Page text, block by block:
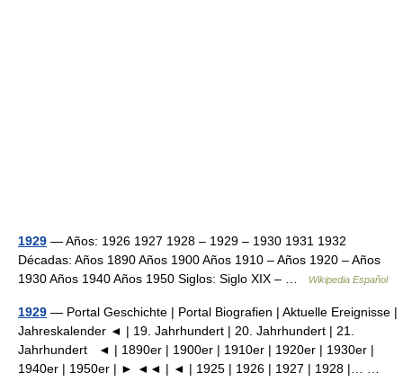
1929 — Años: 1926 1927 1928 – 1929 – 1930 1931 1932
Décadas: Años 1890 Años 1900 Años 1910 – Años 1920 – Años
1930 Años 1940 Años 1950 Siglos: Siglo XIX – …
Wikipedia Español
1929 — Portal Geschichte | Portal Biografien | Aktuelle Ereignisse |
Jahreskalender ◄ | 19. Jahrhundert | 20. Jahrhundert | 21.
Jahrhundert ◄ | 1890er | 1900er | 1910er | 1920er | 1930er |
1940er | 1950er | ► ◄◄ | ◄ | 1925 | 1926 | 1927 | 1928 |… …